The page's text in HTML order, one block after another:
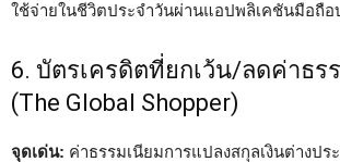
ใช้จ่ายในชีวิตประจำวันผ่านแอปพลิเคชันมือถือ
6. บัตรเครดิตที่ยกเว้น/ลดค่าธร
(The Global Shopper)
จุดเด่น: ค่าธรรมเนียมการแปลงสกุลเงินต่างปร